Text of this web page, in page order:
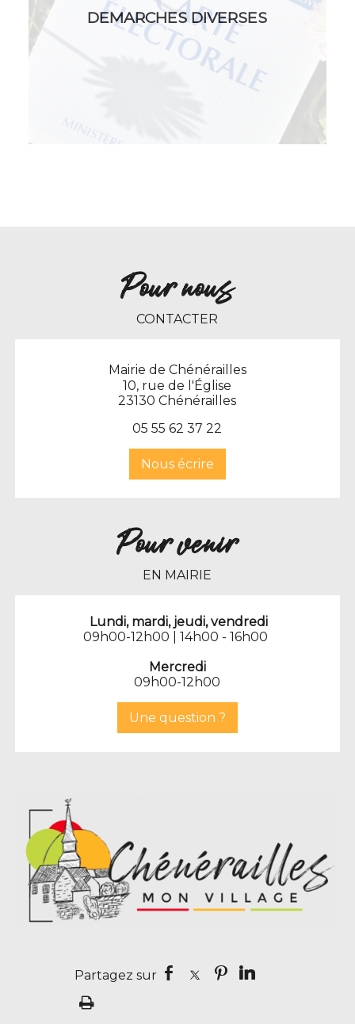
DEMARCHES DIVERSES
Pour nous
CONTACTER
Mairie de Chénérailles
10, rue de l'Église
23130 Chénérailles
05 55 62 37 22
Nous écrire
Pour venir
EN MAIRIE
Lundi, mardi, jeudi, vendredi
09h00-12h00 | 14h00 - 16h00
Mercredi
09h00-12h00
Une question ?